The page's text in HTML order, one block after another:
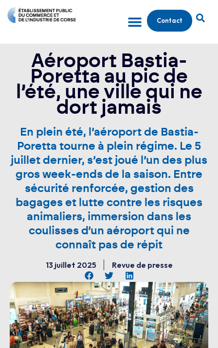
Contact
Aéroport Bastia-
Poretta au pic de
l’été, une ville qui ne
dort jamais
En plein été, l’aéroport de Bastia-
Poretta tourne à plein régime. Le 5
juillet dernier, s’est joué l’un des plus
gros week-ends de la saison. Entre
sécurité renforcée, gestion des
bagages et lutte contre les risques
animaliers, immersion dans les
coulisses d’un aéroport qui ne
connaît pas de répit
13 juillet 2025 Revue de presse